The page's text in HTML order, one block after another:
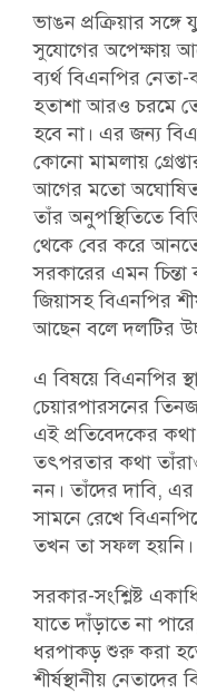
ভাঙন প্রক্রিয়ার
সুযোগের অপেক্ষায়
ব্যর্থ বিএনপির
হতাশা আরও চরমে
হবে না। এর জন্য
কোনো মামলায়
আগের মতো অঘোষিত
তাঁর অনুপস্থিতিতে
থেকে বের করে
সরকারের এমন চিন্তা
জিয়াসহ বিএনপির
আছেন বলে দলটির
এ বিষয়ে বিএনপির
চেয়ারপারসনের
এই প্রতিবেদকের
তৎপরতার কথা
নন। তাঁদের দাবি,
সামনে রেখে
তখন তা সফল
সরকার-সংশ্লিষ্ট
যাতে দাঁড়াতে না
ধরপাকড় শুরু করা
শীর্ষস্থানীয়